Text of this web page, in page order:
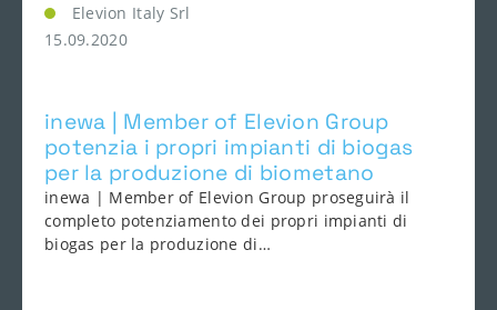
Elevion Italy Srl
15.09.2020
inewa | Member of Elevion Group
potenzia i propri impianti di biogas
per la produzione di biometano
inewa | Member of Elevion Group proseguirà il
completo potenziamento dei propri impianti di
biogas per la produzione di…